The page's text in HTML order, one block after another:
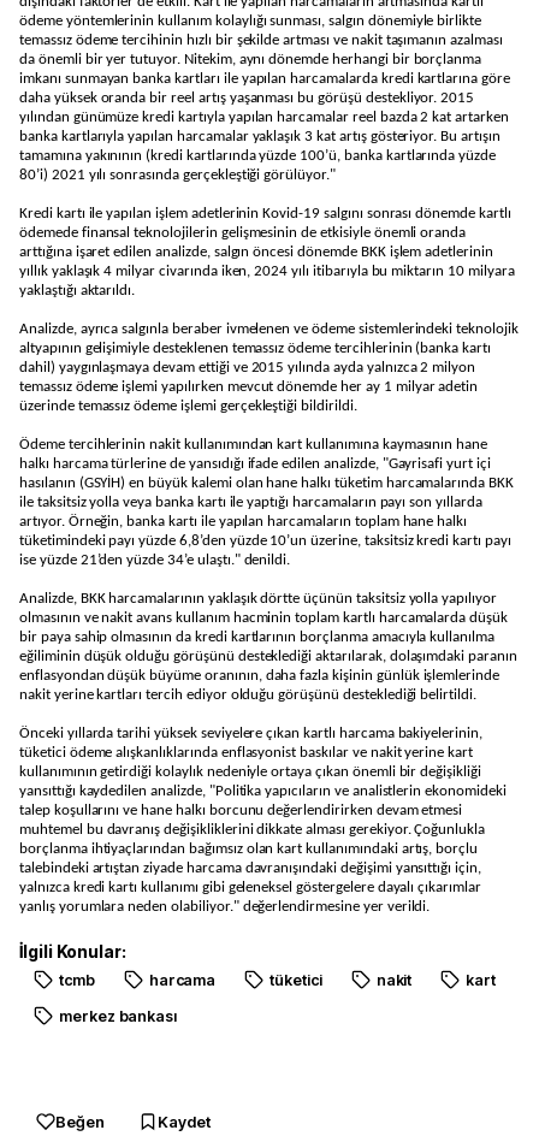
ödeme yöntemlerinin kullanım kolaylığı sunması, salgın dönemiyle birlikte
temassız ödeme tercihinin hızlı bir şekilde artması ve nakit taşımanın azalması
da önemli bir yer tutuyor. Nitekim, aynı dönemde herhangi bir borçlanma
imkanı sunmayan banka kartları ile yapılan harcamalarda kredi kartlarına göre
daha yüksek oranda bir reel artış yaşanması bu görüşü destekliyor. 2015
yılından günümüze kredi kartıyla yapılan harcamalar reel bazda 2 kat artarken
banka kartlarıyla yapılan harcamalar yaklaşık 3 kat artış gösteriyor. Bu artışın
tamamına yakınının (kredi kartlarında yüzde 100’ü, banka kartlarında yüzde
80’i) 2021 yılı sonrasında gerçekleştiği görülüyor."
Kredi kartı ile yapılan işlem adetlerinin Kovid-19 salgını sonrası dönemde kartlı
ödemede finansal teknolojilerin gelişmesinin de etkisiyle önemli oranda
arttığına işaret edilen analizde, salgın öncesi dönemde BKK işlem adetlerinin
yıllık yaklaşık 4 milyar civarında iken, 2024 yılı itibarıyla bu miktarın 10 milyara
yaklaştığı aktarıldı.
Analizde, ayrıca salgınla beraber ivmelenen ve ödeme sistemlerindeki teknolojik
altyapının gelişimiyle desteklenen temassız ödeme tercihlerinin (banka kartı
dahil) yaygınlaşmaya devam ettiği ve 2015 yılında ayda yalnızca 2 milyon
temassız ödeme işlemi yapılırken mevcut dönemde her ay 1 milyar adetin
üzerinde temassız ödeme işlemi gerçekleştiği bildirildi.
Ödeme tercihlerinin nakit kullanımından kart kullanımına kaymasının hane
halkı harcama türlerine de yansıdığı ifade edilen analizde, "Gayrisafi yurt içi
hasılanın (GSYİH) en büyük kalemi olan hane halkı tüketim harcamalarında BKK
ile taksitsiz yolla veya banka kartı ile yaptığı harcamaların payı son yıllarda
artıyor. Örneğin, banka kartı ile yapılan harcamaların toplam hane halkı
tüketimindeki payı yüzde 6,8’den yüzde 10’un üzerine, taksitsiz kredi kartı payı
ise yüzde 21’den yüzde 34’e ulaştı." denildi.
Analizde, BKK harcamalarının yaklaşık dörtte üçünün taksitsiz yolla yapılıyor
olmasının ve nakit avans kullanım hacminin toplam kartlı harcamalarda düşük
bir paya sahip olmasının da kredi kartlarının borçlanma amacıyla kullanılma
eğiliminin düşük olduğu görüşünü desteklediği aktarılarak, dolaşımdaki paranın
enflasyondan düşük büyüme oranının, daha fazla kişinin günlük işlemlerinde
nakit yerine kartları tercih ediyor olduğu görüşünü desteklediği belirtildi.
Önceki yıllarda tarihi yüksek seviyelere çıkan kartlı harcama bakiyelerinin,
tüketici ödeme alışkanlıklarında enflasyonist baskılar ve nakit yerine kart
kullanımının getirdiği kolaylık nedeniyle ortaya çıkan önemli bir değişikliği
yansıttığı kaydedilen analizde, "Politika yapıcıların ve analistlerin ekonomideki
talep koşullarını ve hane halkı borcunu değerlendirirken devam etmesi
muhtemel bu davranış değişikliklerini dikkate alması gerekiyor. Çoğunlukla
borçlanma ihtiyaçlarından bağımsız olan kart kullanımındaki artış, borçlu
talebindeki artıştan ziyade harcama davranışındaki değişimi yansıttığı için,
yalnızca kredi kartı kullanımı gibi geleneksel göstergelere dayalı çıkarımlar
yanlış yorumlara neden olabiliyor." değerlendirmesine yer verildi.
İlgili Konular:
tcmb harcama tüketici nakit
kart
merkez bankası
Beğen Kaydet